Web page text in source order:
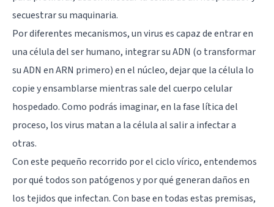
secuestrar su maquinaria.
Por diferentes mecanismos, un virus es capaz de entrar en
una célula del ser humano, integrar su ADN (o transformar
su ADN en ARN primero) en el núcleo, dejar que la célula lo
copie y ensamblarse mientras sale del cuerpo celular
hospedado. Como podrás imaginar, en la fase lítica del
proceso, los virus matan a la célula al salir a infectar a
otras.
Con este pequeño recorrido por el ciclo vírico, entendemos
por qué todos son patógenos y por qué generan daños en
los tejidos que infectan. Con base en todas estas premisas,